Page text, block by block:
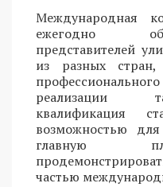
Международная
ежегодно
представителей
из разных
реализации
квалификация
возможностью
главную
частью